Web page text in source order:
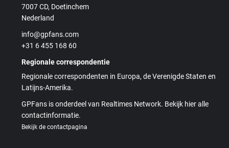
7007 CD, Doetinchem
Nederland
info@gpfans.com
+31 6 455 168 60
Regionale correspondentie
Regionale correspondenten in Europa, de Verenigde Staten en
Latijns-Amerika.
GPFans is onderdeel van Realtimes Network. Bekijk hier alle
contactinformatie.
Bekijk de contactpagina